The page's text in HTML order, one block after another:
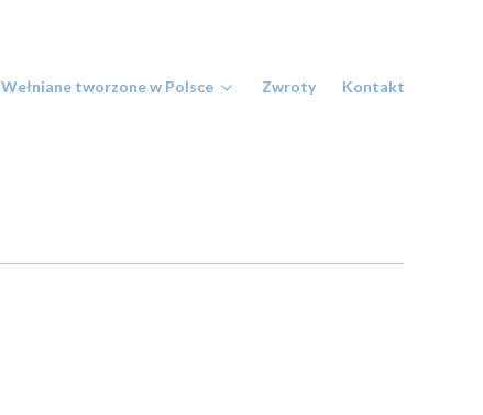
Wełniane tworzone w Polsce Zwroty Kontakt i numer